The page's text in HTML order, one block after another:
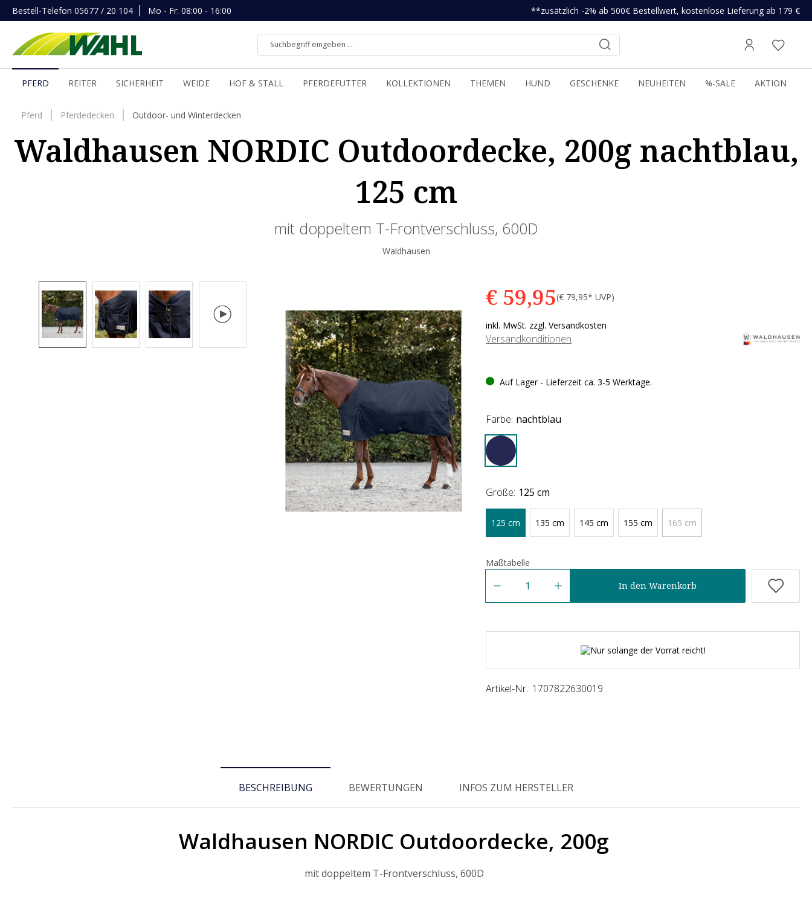
springen
Bestell-Telefon 05677 / 20 104 Mo - Fr: 08:00 - 16:00 **zusätzlich -2% ab 500€ Bestellwert, kostenlose Lieferung ab 179 €
PFERD REITER SICHERHEIT WEIDE HOF & STALL PFERDEFUTTER KOLLEKTIONEN THEMEN HUND GESCHENKE NEUHEITEN %-SALE AKTION
Pferd Pferdedecken Outdoor- und Winterdecken
Waldhausen NORDIC Outdoordecke, 200g nachtblau,
125 cm
mit doppeltem T-Frontverschluss, 600D
Waldhausen
Mit dem Aufruf des Videos erklären Sie
sich einverstanden, dass Ihre Daten an
Vimeo übermittelt werden und das Sie
dieDatenschutzbestimmungen
haben.
€ 59,95(€ 79,95* UVP)
inkl. MwSt. zzgl. Versandkosten
Versandkonditionen
Auf Lager - Lieferzeit ca. 3-5 Werktage.
Farbe: nachtblau
Größe: 125 cm
125 cm 135 cm 145 cm 155 cm 165 cm
Maßtabelle
In den Warenkorb
Nur solange der Vorrat reicht!
Artikel-Nr.: 1707822630019
BESCHREIBUNG BEWERTUNGEN INFOS ZUM HERSTELLER
Waldhausen NORDIC Outdoordecke, 200g
mit doppeltem T-Frontverschluss, 600D